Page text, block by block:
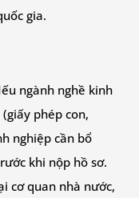
gia.
ngành nghề kinh
phép con,
nghiệp cần bổ
khi nộp hồ sơ.
cơ quan nhà nước,